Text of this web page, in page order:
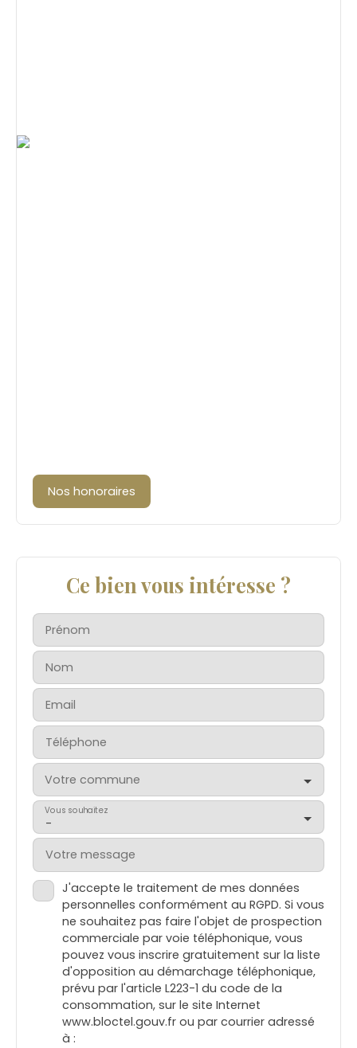
Nos honoraires
Ce bien vous intéresse ?
Prénom
Nom
Email
Téléphone
Votre commune
-
Vous souhaitez
Votre message
J'accepte le traitement de mes données
personnelles conformément au RGPD. Si vous
ne souhaitez pas faire l'objet de prospection
commerciale par voie téléphonique, vous
pouvez vous inscrire gratuitement sur la liste
d'opposition au démarchage téléphonique,
prévu par l'article L223-1 du code de la
consommation, sur le site Internet
www.bloctel.gouv.fr ou par courrier adressé
à :